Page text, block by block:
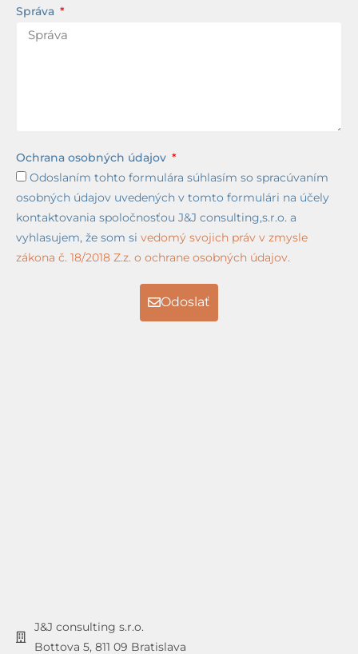
Správa
Ochrana osobných údajov
Odoslaním tohto formulára súhlasím so spracúvaním
osobných údajov uvedených v tomto formulári na účely
kontaktovania spoločnosťou J&J consulting,s.r.o. a
vyhlasujem, že som si vedomý svojich práv v zmysle
zákona č. 18/2018 Z.z. o ochrane osobných údajov.
Odoslať
J&J consulting s.r.o.
Bottova 5, 811 09 Bratislava